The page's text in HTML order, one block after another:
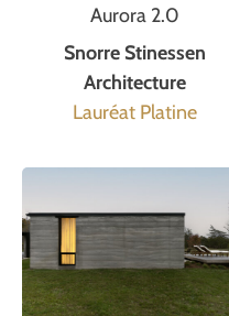
Aurora 2.0
Snorre Stinessen
Architecture
Lauréat Platine